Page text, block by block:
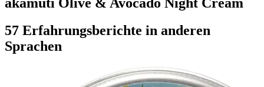
57 Erfahrungsberichte in anderen
Sprachen